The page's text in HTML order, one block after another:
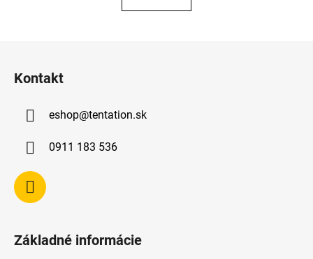
Kontakt
eshop@tentation.sk
0911 183 536
Základné informácie